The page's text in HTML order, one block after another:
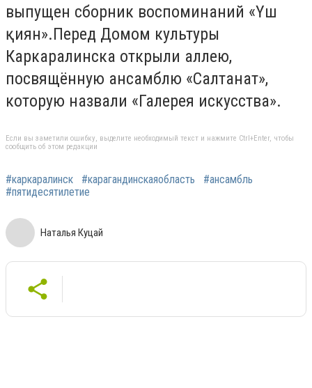
выпущен сборник воспоминаний «Үш
қиян».Перед Домом культуры
Каркаралинска открыли аллею,
посвящённую ансамблю «Салтанат»,
которую назвали «Галерея искусства».
Если вы заметили ошибку, выделите необходимый текст и нажмите Ctrl+Enter, чтобы
сообщить об этом редакции
#каркаралинск #карагандинскаяобласть
#ансамбль
#пятидесятилетие
Наталья Куцай